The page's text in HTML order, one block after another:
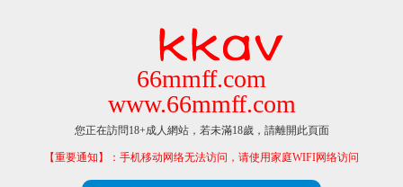
66mmff.com
www.66mmff.com
您正在訪問18+成人網站，若未滿18歲，請離開此頁面
【重要通知】：手机移动网络无法访问，请使用家庭WIFI网络访问